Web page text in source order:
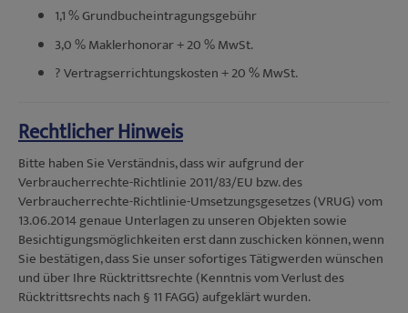
1,1 % Grundbucheintragungsgebühr
3,0 % Maklerhonorar + 20 % MwSt.
? Vertragserrichtungskosten + 20 % MwSt.
Rechtlicher Hinweis
Bitte haben Sie Verständnis, dass wir aufgrund der
Verbraucherrechte-Richtlinie 2011/83/EU bzw. des
Verbraucherrechte-Richtlinie-Umsetzungsgesetzes (VRUG) vom
13.06.2014 genaue Unterlagen zu unseren Objekten sowie
Besichtigungsmöglichkeiten erst dann zuschicken können, wenn
Sie bestätigen, dass Sie unser sofortiges Tätigwerden wünschen
und über Ihre Rücktrittsrechte (Kenntnis vom Verlust des
Rücktrittsrechts nach § 11 FAGG) aufgeklärt wurden.